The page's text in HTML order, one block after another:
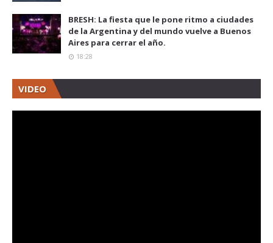
BRESH: La fiesta que le pone ritmo a ciudades
de la Argentina y del mundo vuelve a Buenos
Aires para cerrar el año.
18:28
VIDEO